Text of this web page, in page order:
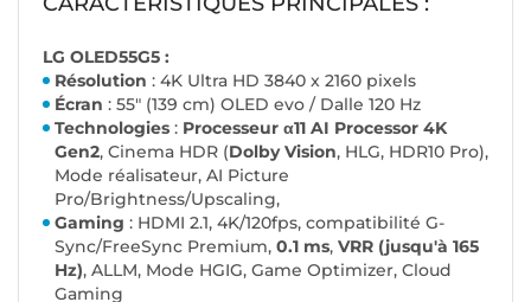
LG OLED55G5 :
Résolution : 4K Ultra HD 3840 x 2160 pixels
Écran : 55" (139 cm) OLED evo / Dalle 120 Hz
Technologies : Processeur α11 AI Processor 4K
Gen2, Cinema HDR (Dolby Vision, HLG, HDR10 Pro),
Mode réalisateur, AI Picture
Pro/Brightness/Upscaling,
Gaming : HDMI 2.1, 4K/120fps, compatibilité G-
Sync/FreeSync Premium, 0.1 ms, VRR (jusqu'à 165
Hz), ALLM, Mode HGIG, Game Optimizer, Cloud
Gaming